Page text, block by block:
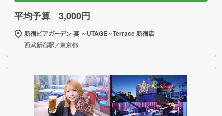
平均予算 3,000円
新宿ビアガーデン 宴 ～UTAGE～Terrace 新宿店
西武新宿駅／東京都